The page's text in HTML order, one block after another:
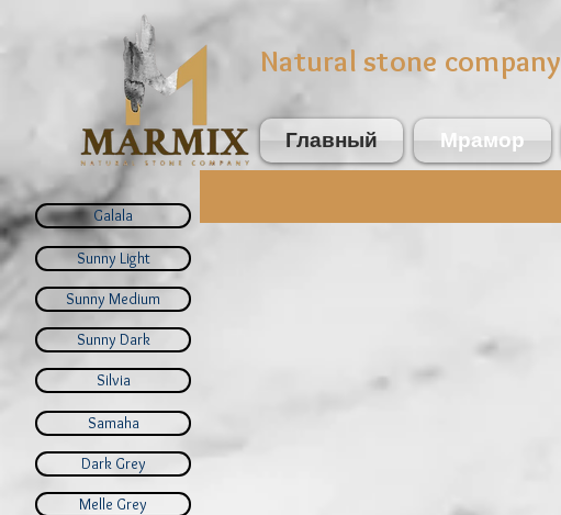
Galala
Sunny Light
Sunny Medium
Sunny Dark
Silvia
Samaha
Dark Grey
Melle Grey
Natural stone company
Главный Мрамор